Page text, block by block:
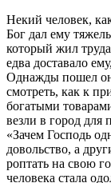
Некий человек,
Бог дал ему
который жил
едва доставало
Однажды пошел он
смотреть, как к
богатыми
везли в город для
«Зачем Господь
довольство, а
роптать на свою
человека стала